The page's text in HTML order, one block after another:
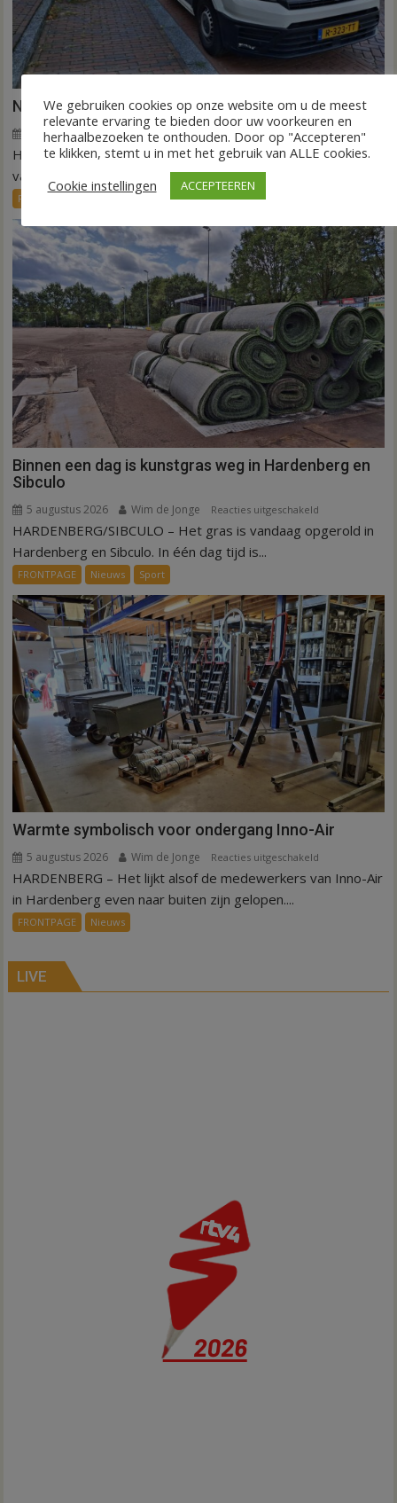
Nieuw ov-systeem verbindt alle kernen Hardenberg
6 augustus 2026 Wim de Jonge Reacties uitgeschakeldvoor
Nieuw
alle
kernen
Hardenberg
HARDENBERG – Eind volgend jaar moet een extra systeem
van buurtbussen het openbaar vervoer tot in...
FRONTPAGE
Binnen een dag is kunstgras weg in Hardenberg en
Sibculo
5 augustus 2026 Wim de Jonge Reacties uitgeschakeld
Binnen
kunstgras
weg
in
Hardenberg
en
Sibculo
HARDENBERG/SIBCULO – Het gras is vandaag opgerold in
Hardenberg en Sibculo. In één dag tijd is...
FRONTPAGE Nieuws Sport
Warmte symbolisch voor ondergang Inno-Air
5 augustus 2026 Wim de Jonge Reacties uitgeschakeld
Warmte
HARDENBERG – Het lijkt alsof de medewerkers van Inno-Air
in Hardenberg even naar buiten zijn gelopen....
FRONTPAGE Nieuws
LIVE
We gebruiken cookies op onze website om u de meest
relevante ervaring te bieden door uw voorkeuren en
herhaalbezoeken te onthouden. Door op "Accepteren"
te klikken, stemt u in met het gebruik van ALLE cookies.
Cookie instellingen
ACCEPTEEREN